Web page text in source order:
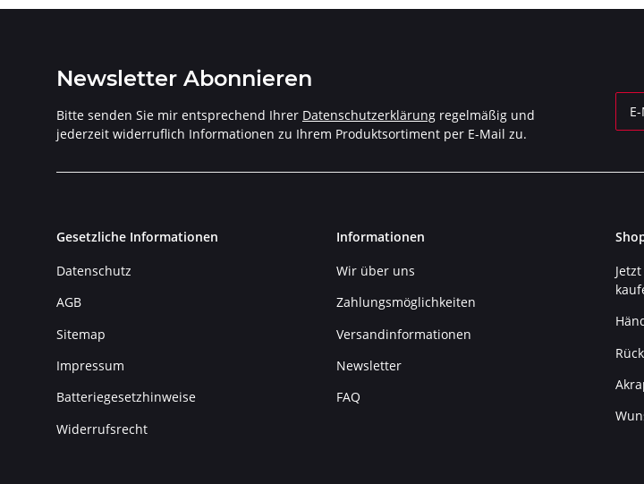
Newsletter Abonnieren
Bitte senden Sie mir entsprechend Ihrer Datenschutzerklärung regelmäßig und
jederzeit widerruflich Informationen zu Ihrem Produktsortiment per E-Mail zu.
Gesetzliche Informationen
Datenschutz
AGB
Sitemap
Impressum
Batteriegesetzhinweise
Widerrufsrecht
Informationen
Wir über uns
Zahlungsmöglichkeiten
Versandinformationen
Newsletter
FAQ